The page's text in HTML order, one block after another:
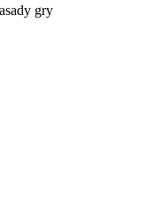
gry